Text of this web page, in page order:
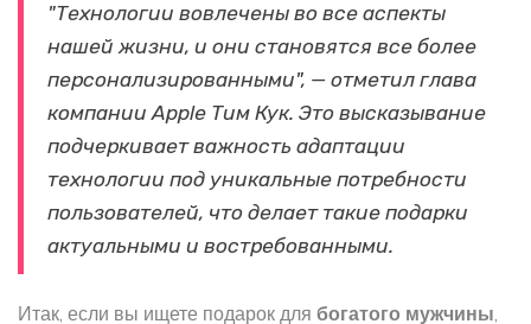
"Технологии вовлечены во все аспекты
нашей жизни, и они становятся все более
персонализированными", — отметил глава
компании Apple Тим Кук. Это высказывание
подчеркивает важность адаптации
технологии под уникальные потребности
пользователей, что делает такие подарки
актуальными и востребованными.
Итак, если вы ищете подарок для богатого мужчины,